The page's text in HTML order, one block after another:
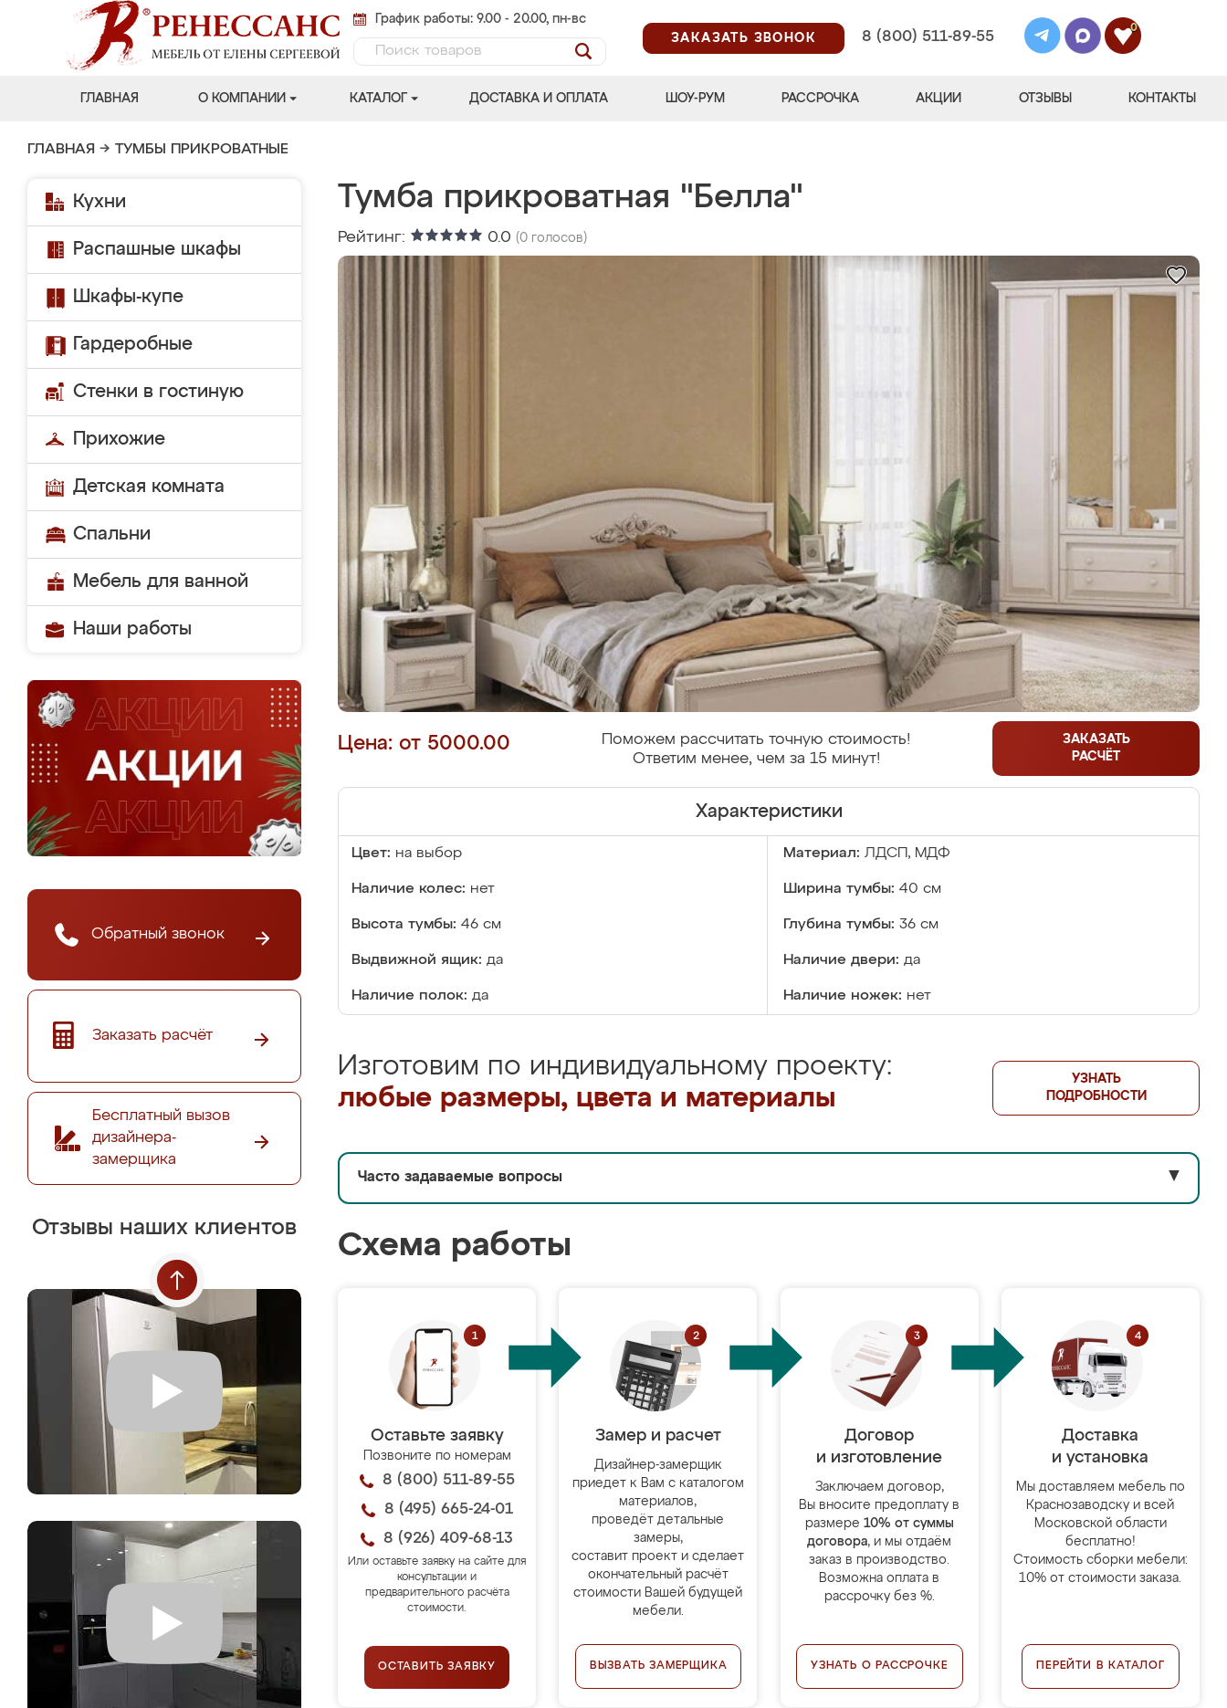
График работы: 9.00 - 20.00, пн-вс
ЗАКАЗАТЬ ЗВОНОК
8 (800) 511-89-55
0
ГЛАВНАЯ О КОМПАНИИ КАТАЛОГ ДОСТАВКА И ОПЛАТА ШОУ-РУМ РАССРОЧКА АКЦИИ ОТЗЫВЫ КОНТАКТЫ
ГЛАВНАЯ → ТУМБЫ ПРИКРОВАТНЫЕ
Кухни
Распашные шкафы
Шкафы-купе
Гардеробные
Стенки в гостиную
Прихожие
Детская комната
Спальни
Мебель для ванной
Наши работы
Обратный звонок
Заказать расчёт
Бесплатный вызов
дизайнера-
замерщика
Отзывы наших клиентов
Тумба прикроватная "Белла"
Рейтинг: 0.0 (0 голосов)
Цена: от 5000.00
Поможем рассчитать точную стоимость!
Ответим менее, чем за 15 минут!
ЗАКАЗАТЬ
РАСЧЁТ
Характеристики
Цвет: на выбор Материал: ЛДСП, МДФ
Наличие колес: нет Ширина тумбы: 40 см
Высота тумбы: 46 см Глубина тумбы: 36 см
Выдвижной ящик: да Наличие двери: да
Наличие полок: да Наличие ножек: нет
Изготовим по индивидуальному проекту:
любые размеры, цвета и материалы
УЗНАТЬ
ПОДРОБНОСТИ
Часто задаваемые вопросы ▼
Схема работы
Оставьте заявку
Позвоните по номерам
8 (800) 511-89-55
8 (495) 665-24-01
8 (926) 409-68-13
Или оставьте заявку на сайте для
консультации и
предварительного расчёта
стоимости.
ОСТАВИТЬ ЗАЯВКУ
Замер и расчет
Дизайнер-замерщик
приедет к Вам с каталогом
материалов,
проведёт детальные
замеры,
составит проект и сделает
окончательный расчёт
стоимости Вашей будущей
мебели.
ВЫЗВАТЬ ЗАМЕРЩИКА
Договор
и изготовление
Заключаем договор,
Вы вносите предоплату в
размере 10% от суммы
договора, и мы отдаём
заказ в производство.
Возможна оплата в
рассрочку без %.
УЗНАТЬ О РАССРОЧКЕ
Доставка
и установка
Мы доставляем мебель по
Краснозаводску и всей
Московской области
бесплатно!
Стоимость сборки мебели:
10% от стоимости заказа.
ПЕРЕЙТИ В КАТАЛОГ